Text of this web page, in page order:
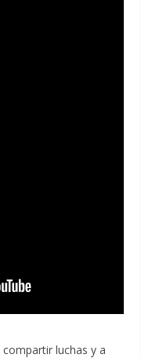
luchas y a